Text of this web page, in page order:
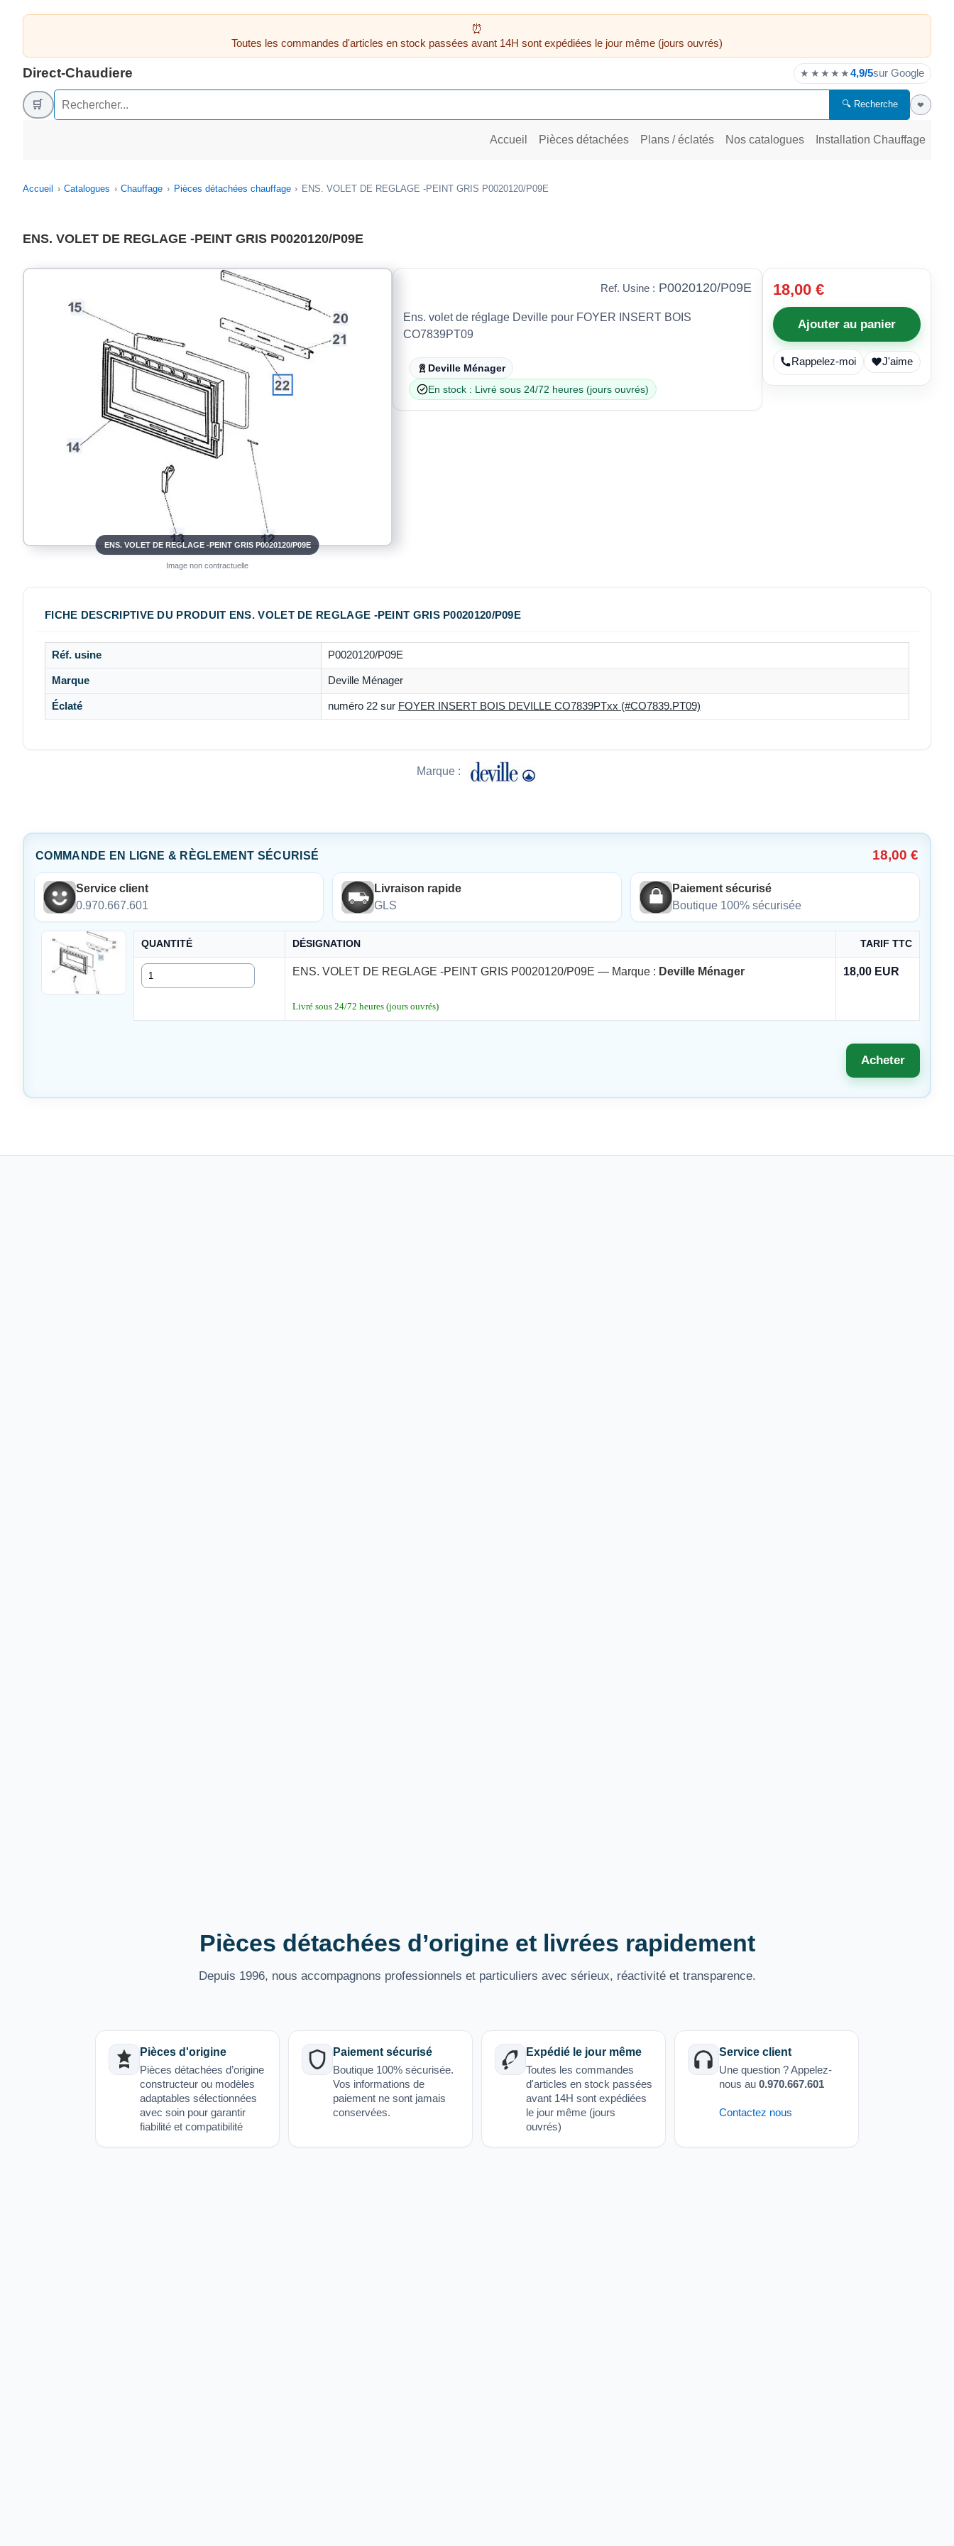
Toutes les commandes d'articles en stock passées avant 14H sont expédiées le jour même (jours ouvrés)
Direct-Chaudiere ★★★★★4,9/5sur Google
🛒 🔍 Recherche ❤
Accueil Pièces détachées Plans / éclatés Nos catalogues Installation Chauffage
Accueil Catalogues Chauffage Pièces détachées chauffage ENS. VOLET DE REGLAGE -PEINT GRIS P0020120/P09E
ENS. VOLET DE REGLAGE -PEINT GRIS P0020120/P09E
ENS. VOLET DE REGLAGE -PEINT GRIS P0020120/P09E
Image non contractuelle
Ref. Usine : P0020120/P09E
Ens. volet de réglage Deville pour FOYER INSERT BOIS
CO7839PT09
Deville Ménager
En stock : Livré sous 24/72 heures (jours ouvrés)
18,00 €
Ajouter au panier
Rappelez-moi J'aime
FICHE DESCRIPTIVE DU PRODUIT ENS. VOLET DE REGLAGE -PEINT GRIS P0020120/P09E
Réf. usine P0020120/P09E
Marque Deville Ménager
Éclaté numéro 22 sur FOYER INSERT BOIS DEVILLE CO7839PTxx (#CO7839.PT09)
Marque :
COMMANDE EN LIGNE & RÈGLEMENT SÉCURISÉ 18,00 €
Service client
0.970.667.601
Livraison rapide
GLS
Paiement sécurisé
Boutique 100% sécurisée
QUANTITÉ DÉSIGNATION TARIF TTC
Quantité ENS. VOLET DE REGLAGE -PEINT GRIS P0020120/P09E — Marque : Deville Ménager
Livré sous 24/72 heures (jours ouvrés)
18,00 EUR
Acheter
Pièces détachées d’origine et livrées rapidement
Depuis 1996, nous accompagnons professionnels et particuliers avec sérieux, réactivité et transparence.
Pièces d'origine
Pièces détachées d’origine
constructeur ou modèles
adaptables sélectionnées
avec soin pour garantir
fiabilité et compatibilité
Paiement sécurisé
Boutique 100% sécurisée.
Vos informations de
paiement ne sont jamais
conservées.
Expédié le jour même
Toutes les commandes
d'articles en stock passées
avant 14H sont expédiées
le jour même (jours
ouvrés)
Service client
Une question ? Appelez-
nous au 0.970.667.601
Contactez nous